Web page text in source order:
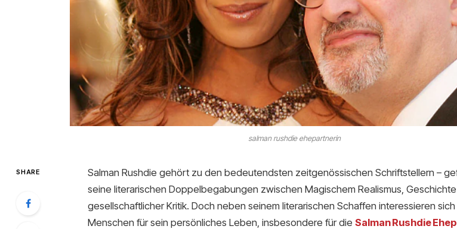
salman rushdie ehepartnerin
SHARE
Salman Rushdie gehört zu den bedeutendsten zeitgenössischen Schriftstellern –
seine literarischen Doppelbegabungen zwischen Magischem Realismus,
gesellschaftlicher Kritik. Doch neben seinem literarischen Schaffen interessieren sich
Menschen für sein persönliches Leben, insbesondere für die Salman Rushdie